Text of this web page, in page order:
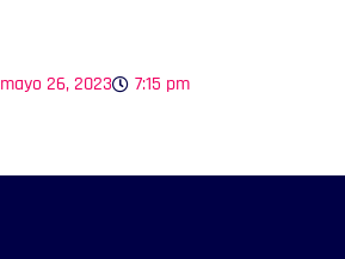
mayo 26, 2023 7:15 pm